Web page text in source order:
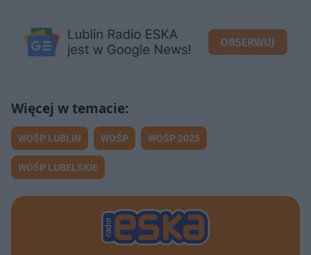
WOŚP LUBLIN WOŚP WOŚP 2025
WOŚP LUBELSKIE